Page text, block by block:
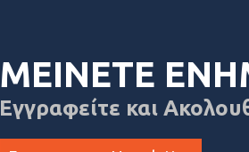
ΜΕΙΝΕΤΕ
Εγγραφείτε και